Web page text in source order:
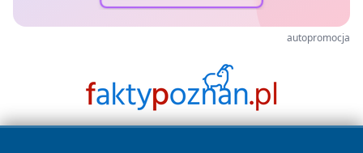
autopromocja